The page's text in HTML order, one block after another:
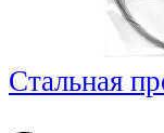
Стальная